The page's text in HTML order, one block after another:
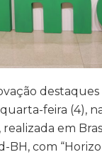
feira (4),
em
BH, com